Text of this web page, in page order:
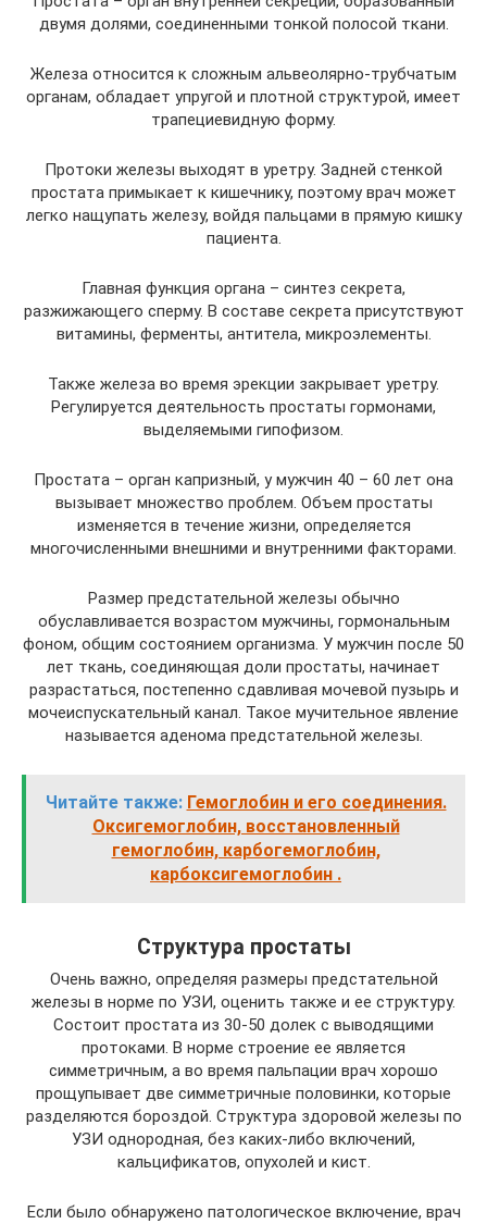
двумя долями, соединенными тонкой полосой ткани.
Железа относится к сложным альвеолярно-трубчатым
органам, обладает упругой и плотной структурой, имеет
трапециевидную форму.
Протоки железы выходят в уретру. Задней стенкой
простата примыкает к кишечнику, поэтому врач может
легко нащупать железу, войдя пальцами в прямую кишку
пациента.
Главная функция органа – синтез секрета,
разжижающего сперму. В составе секрета присутствуют
витамины, ферменты, антитела, микроэлементы.
Также железа во время эрекции закрывает уретру.
Регулируется деятельность простаты гормонами,
выделяемыми гипофизом.
Простата – орган капризный, у мужчин 40 – 60 лет она
вызывает множество проблем. Объем простаты
изменяется в течение жизни, определяется
многочисленными внешними и внутренними факторами.
Размер предстательной железы обычно
обуславливается возрастом мужчины, гормональным
фоном, общим состоянием организма. У мужчин после 50
лет ткань, соединяющая доли простаты, начинает
разрастаться, постепенно сдавливая мочевой пузырь и
мочеиспускательный канал. Такое мучительное явление
называется аденома предстательной железы.
Читайте также: Гемоглобин и его соединения.
Оксигемоглобин, восстановленный
гемоглобин, карбогемоглобин,
карбоксигемоглобин .
Структура простаты
Очень важно, определяя размеры предстательной
железы в норме по УЗИ, оценить также и ее структуру.
Состоит простата из 30-50 долек с выводящими
протоками. В норме строение ее является
симметричным, а во время пальпации врач хорошо
прощупывает две симметричные половинки, которые
разделяются бороздой. Структура здоровой железы по
УЗИ однородная, без каких-либо включений,
кальцификатов, опухолей и кист.
Если было обнаружено патологическое включение, врач